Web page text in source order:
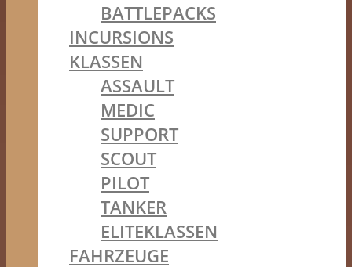
BATTLEPACKS
INCURSIONS
KLASSEN
ASSAULT
MEDIC
SUPPORT
SCOUT
PILOT
TANKER
ELITEKLASSEN
FAHRZEUGE